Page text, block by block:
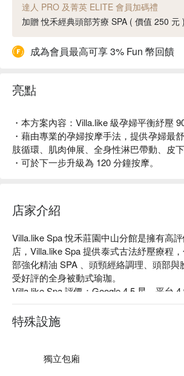
達人 PRO 及菁英 ELITE 會員加碼禮
加贈 悅禾經典頭部芳療 SPA ( 價值 250 元 )
成為會員最高可享 3% Fun 幣回饋
亮點
・本方案內容：Villa.like 級孕婦平衡紓壓 90
・藉由專業的孕婦按摩手法，提供孕婦最
肢循環、肌肉伸展、全身性淋巴帶動、皮下
・可於下一步升級為 120 分鐘按摩。
店家介紹
Villa.like Spa 悅禾莊園中山分館是擁有高
店，Villa.like Spa 提供泰式古法紓壓療程
部強化精油 SPA 、頭頸經絡調理、頭部與
受好評的全身被動式瑜珈。
Villa.like Spa 評價：Google 4.5 星、平台
Villa.like Spa 療程還可與其他精油芳療、
有讓人享受皇室待遇般頂級療程「 兩人四
有針對孕婦媽咪的保養紓壓護理喔！
異國風味的裝潢擺設，快來這裡渡個假吧！
特殊設施
獨立包廂